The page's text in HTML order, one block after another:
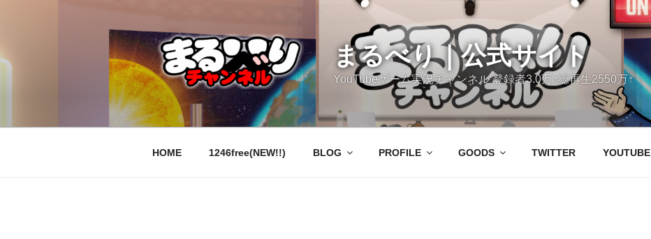
ン
キ
まるべり｜公式サイト
YouTubeゲーム実況チャンネル 登録者3.0万↑総再生2550万↑
HOME 1246free(NEW!!) BLOG PROFILE GOODS TWITTER YOUTUBE